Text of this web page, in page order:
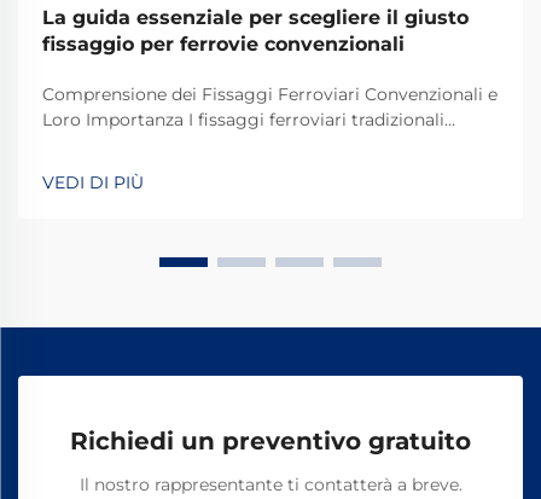
La guida essenziale per scegliere il giusto
fissaggio per ferrovie convenzionali
Comprensione dei Fissaggi Ferroviari Convenzionali e
Loro Importanza I fissaggi ferroviari tradizionali
stabili e sicuri i binari dei treni per le operazioni
quotidiane. La maggior parte dei sistemi si basa su
VEDI DI PIÙ
Richiedi un preventivo gratuito
Il nostro rappresentante ti contatterà a breve.